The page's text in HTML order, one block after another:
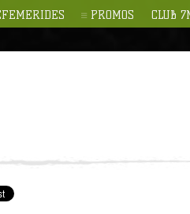
PROMOS CLUB